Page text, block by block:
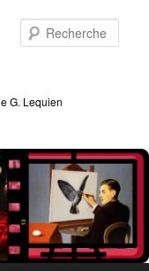
G. Lequien